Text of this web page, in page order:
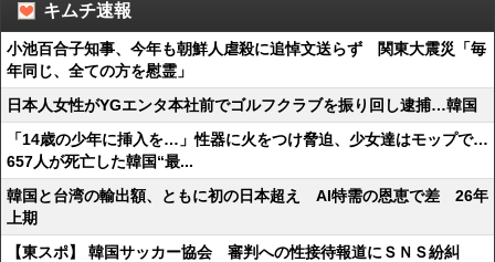
キムチ速報
小池百合子知事、今年も朝鮮人虐殺に追悼文送らず 関東大震災「毎
年同じ、全ての方を慰霊」
日本人女性がYGエンタ本社前でゴルフクラブを振り回し逮捕…韓国
「14歳の少年に挿入を…」性器に火をつけ脅迫、少女達はモップで…
657人が死亡した韓国“最...
韓国と台湾の輸出額、ともに初の日本超え AI特需の恩恵で差 26年
上期
【東スポ】 韓国サッカー協会 審判への性接待報道にＳＮＳ紛糾